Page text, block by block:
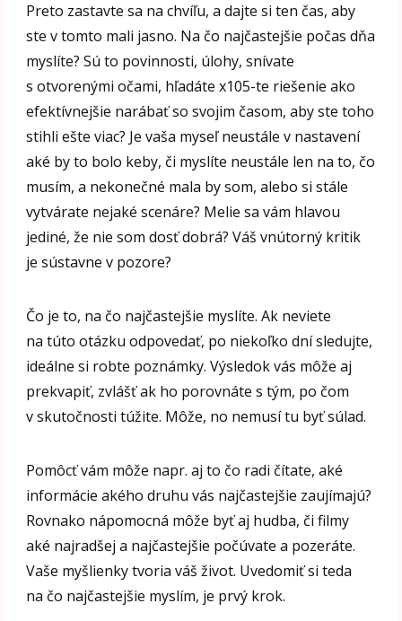
Preto zastavte sa na chvíľu, a dajte si ten čas, aby
ste v tomto mali jasno. Na čo najčastejšie počas dňa
myslíte? Sú to povinnosti, úlohy, snívate
s otvorenými očami, hľadáte x105-te riešenie ako
efektívnejšie narábať so svojim časom, aby ste toho
stihli ešte viac? Je vaša myseľ neustále v nastavení
aké by to bolo keby, či myslíte neustále len na to, čo
musím, a nekonečné mala by som, alebo si stále
vytvárate nejaké scenáre? Melie sa vám hlavou
jediné, že nie som dosť dobrá? Váš vnútorný kritik
je sústavne v pozore?
Čo je to, na čo najčastejšie myslíte. Ak neviete
na túto otázku odpovedať, po niekoľko dní sledujte,
ideálne si robte poznámky. Výsledok vás môže aj
prekvapiť, zvlášť ak ho porovnáte s tým, po čom
v skutočnosti túžite. Môže, no nemusí tu byť súlad.
Pomôcť vám môže napr. aj to čo radi čítate, aké
informácie akého druhu vás najčastejšie zaujímajú?
Rovnako nápomocná môže byť aj hudba, či filmy
aké najradšej a najčastejšie počúvate a pozeráte.
Vaše myšlienky tvoria váš život. Uvedomiť si teda
na čo najčastejšie myslím, je prvý krok.